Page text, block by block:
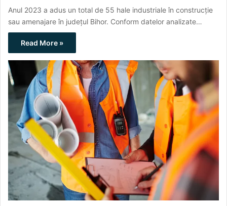
Anul 2023 a adus un total de 55 hale industriale în construcție
sau amenajare în județul Bihor. Conform datelor analizate…
Read More »